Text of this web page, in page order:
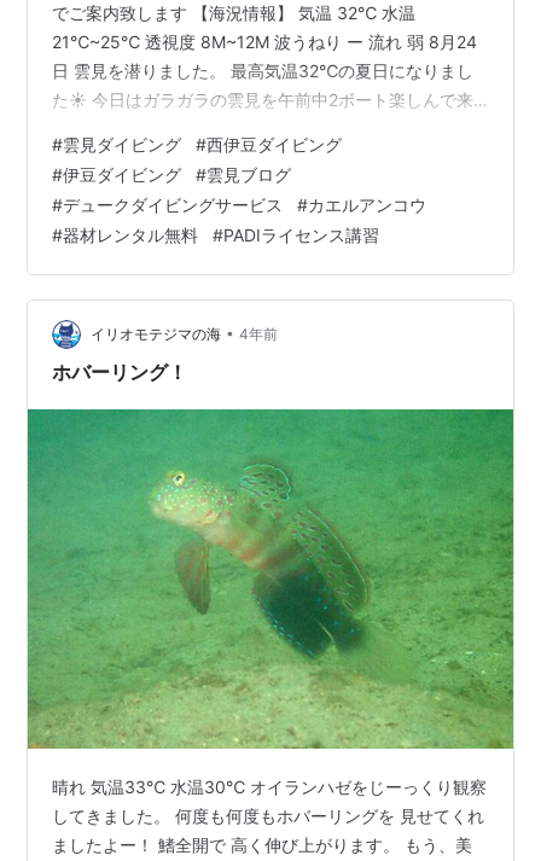
でご案内致します 【海況情報】 気温 32℃ 水温
21℃~25℃ 透視度 8M~12M 波うねり ー 流れ 弱 8月24
日 雲見を潜りました。 最高気温32℃の夏日になりまし
た☀ 今日はガラガラの雲見を午前中2ボート楽しんで来
今日もキビナゴの群れを狙う回遊魚達の闘いが…タイワ
ンカマスやカンパチ、ワラサの群れがビュンビュン💨 ス
ナイロクラゲやトビエイ、テングダイはのーんびり❧ ア
レだけの災害の後ですので驚きの復活ですねー♥カエル
祭り🐸 1個体だけ取り損じたので画像は6枚…オオモンカ
エルアン…
#雲見ダイビング #西伊豆ダイビング
#伊豆ダイビング #雲見ブログ
#デュークダイビングサービス #カエルアンコウ
#器材レンタル無料 #PADIライセンス講習
イリオモテジマの海 • 4年前
ホバーリング！
晴れ 気温33℃ 水温30℃ オイランハゼをじーっくり観察
してきました。 何度も何度もホバーリングを 見せてくれ
ましたよー！ 鰭全開で 高く伸び上がります。 もう、美